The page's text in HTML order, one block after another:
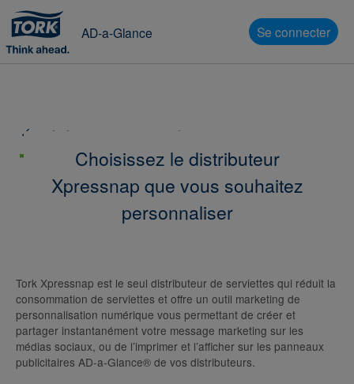
AD-a-Glance
Précédent Créez un nouveau modèle
Se connecter
Choisissez le distributeur
Xpressnap que vous souhaitez
personnaliser
Tork Xpressnap est le seul distributeur de serviettes qui réduit la
consommation de serviettes et offre un outil marketing de
personnalisation numérique vous permettant de créer et
partager instantanément votre message marketing sur les
médias sociaux, ou de l’imprimer et l’afficher sur les panneaux
publicitaires AD-a-Glance® de vos distributeurs.